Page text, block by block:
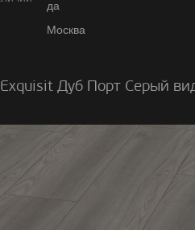
да
Москва
Дуб Порт Серый